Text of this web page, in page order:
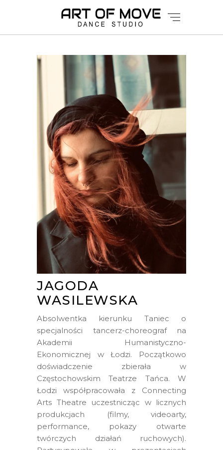
JAGODA
WASILEWSKA
Absolwentka kierunku Taniec o
specjalności tancerz-choreograf na
Akademii Humanistyczno-
Ekonomicznej w Łodzi. Początkowo
doświadczenie zbierała w
Częstochowskim Teatrze Tańca. W
Łodzi współpracowała z Connecting
Arts Theatre uczestnicząc w licznych
produkcjach (filmy, videoarty,
performance, pokazy otwarte
twórczych działań ruchowych).